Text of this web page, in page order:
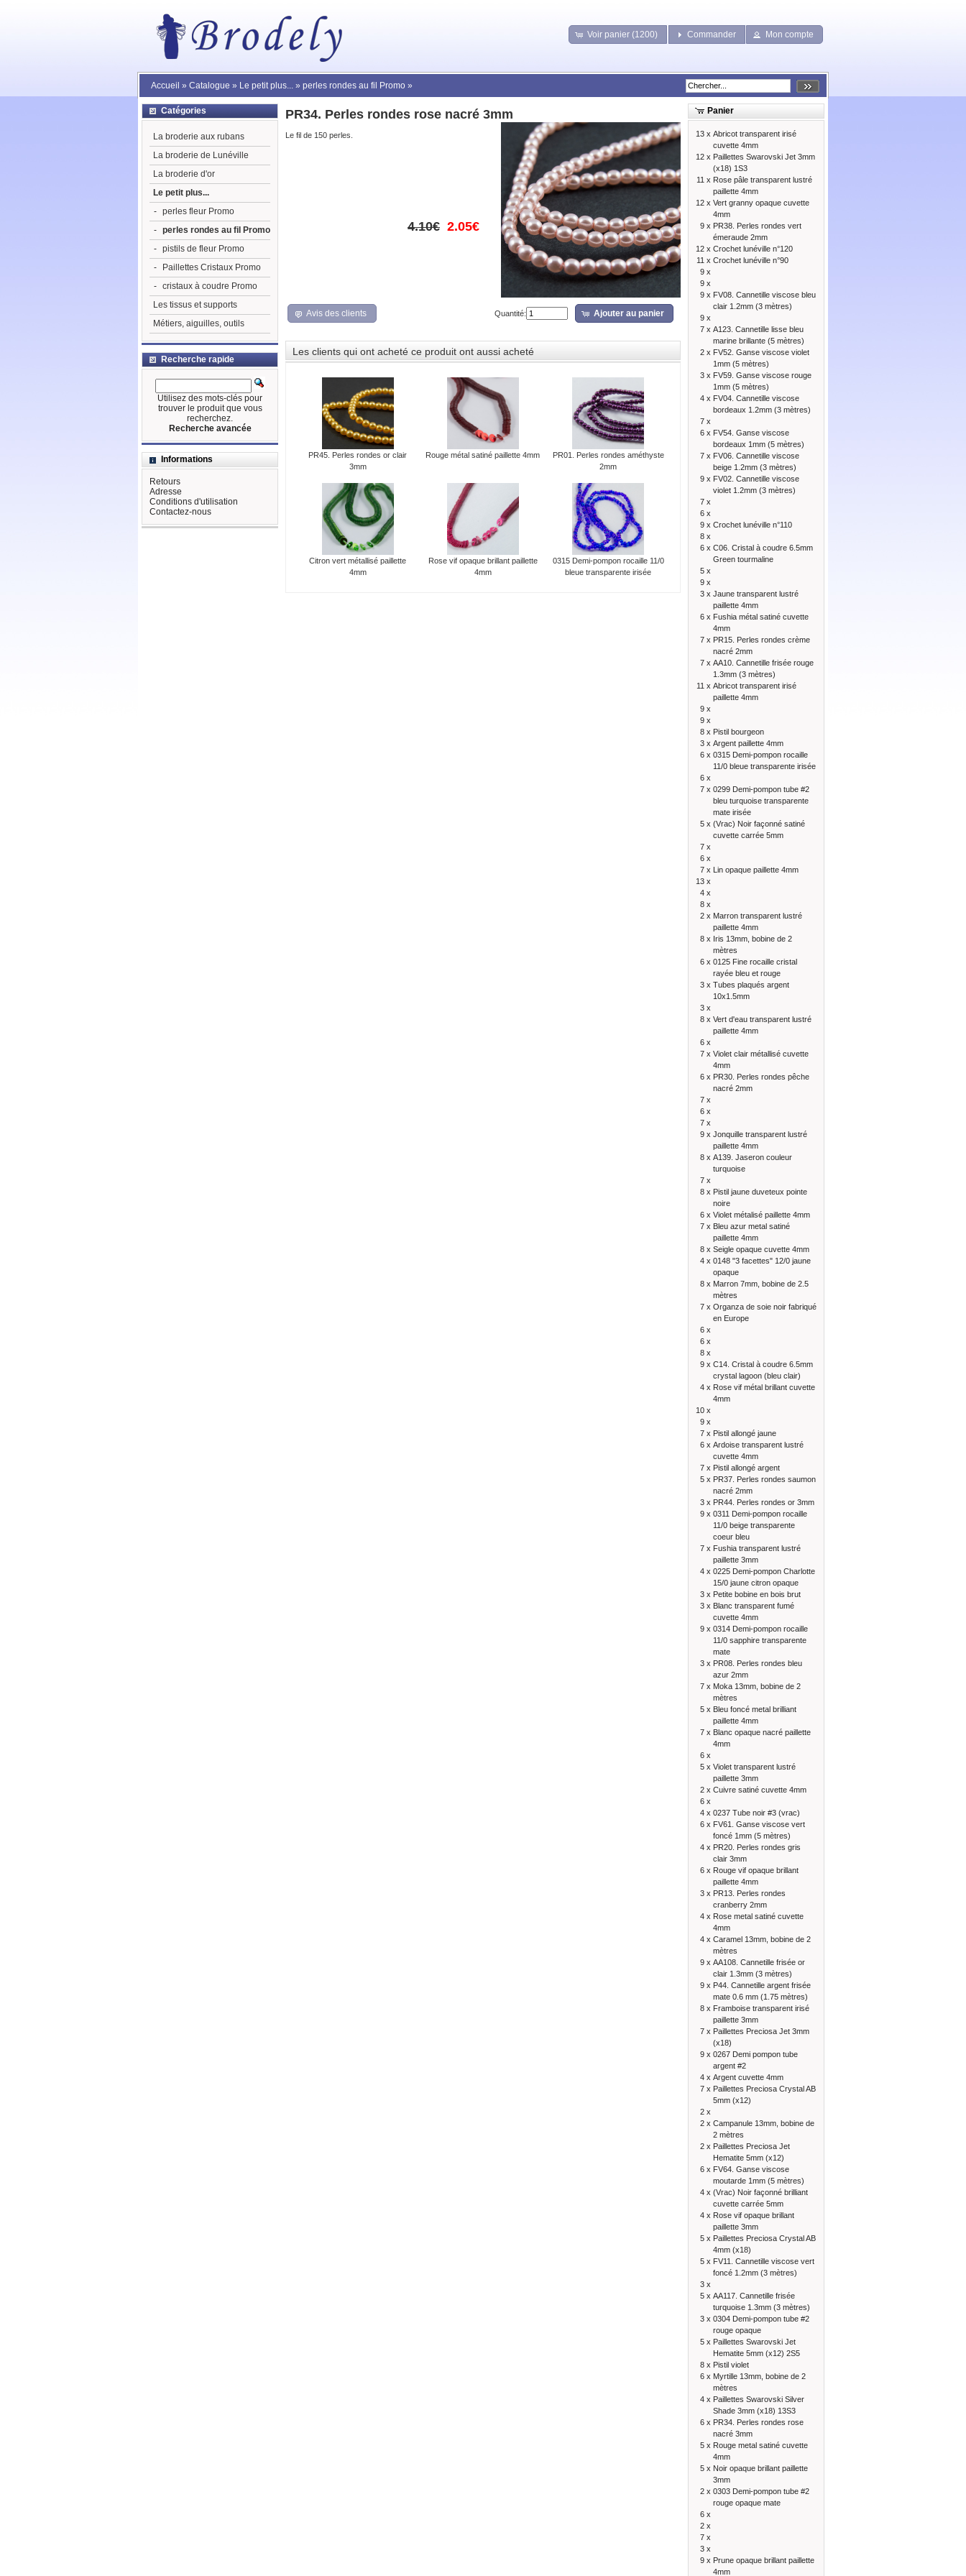
Voir panier (1200) Commander Mon compte
Accueil » Catalogue » Le petit plus... » perles rondes au fil Promo »
PR34. Perles rondes rose nacré 3mm
Le fil de 150 perles.
4.10€ 2.05€
Avis des clients Quantité: Ajouter au panier
Les clients qui ont acheté ce produit ont aussi acheté
PR45. Perles rondes or clair
3mm
Rouge métal satiné paillette 4mm
PR01. Perles rondes améthyste
2mm
Citron vert métallisé paillette
4mm
Rose vif opaque brillant paillette
4mm
0315 Demi-pompon rocaille 11/0
bleue transparente irisée
Catégories
La broderie aux rubans
La broderie de Lunéville
La broderie d'or
Le petit plus...
- perles fleur Promo
- perles rondes au fil Promo
- pistils de fleur Promo
-
Paillettes Cristaux Promo
- cristaux à coudre Promo
Les tissus et supports
Métiers, aiguilles, outils
Recherche rapide
Utilisez des mots-clés pour
trouver le produit que vous
recherchez.
Recherche avancée
Informations
Retours
Adresse
Conditions d'utilisation
Contactez-nous
Panier
13 x Abricot transparent irisé
cuvette 4mm
12 x Paillettes Swarovski Jet 3mm
(x18) 1S3
11 x Rose pâle transparent lustré
paillette 4mm
12 x Vert granny opaque cuvette
4mm
9 x PR38. Perles rondes vert
émeraude 2mm
12 x Crochet lunéville n°120
11 x Crochet lunéville n°90
9 x
9 x
9 x FV08. Cannetille viscose bleu
clair 1.2mm (3 mètres)
9 x
7 x A123. Cannetille lisse bleu
marine brillante (5 mètres)
2 x FV52. Ganse viscose violet
1mm (5 mètres)
3 x FV59. Ganse viscose rouge
1mm (5 mètres)
4 x FV04. Cannetille viscose
bordeaux 1.2mm (3 mètres)
7 x
6 x FV54. Ganse viscose
bordeaux 1mm (5 mètres)
7 x FV06. Cannetille viscose
beige 1.2mm (3 mètres)
9 x FV02. Cannetille viscose
violet 1.2mm (3 mètres)
7 x
6 x
9 x Crochet lunéville n°110
8 x
6 x C06. Cristal à coudre 6.5mm
Green tourmaline
5 x
9 x
3 x Jaune transparent lustré
paillette 4mm
6 x Fushia métal satiné cuvette
4mm
7 x PR15. Perles rondes crème
nacré 2mm
7 x AA10. Cannetille frisée rouge
1.3mm (3 mètres)
11 x Abricot transparent irisé
paillette 4mm
9 x
9 x
8 x Pistil bourgeon
3 x Argent paillette 4mm
6 x 0315 Demi-pompon rocaille
11/0 bleue transparente irisée
6 x
7 x 0299 Demi-pompon tube #2
bleu turquoise transparente
mate irisée
5 x (Vrac) Noir façonné satiné
cuvette carrée 5mm
7 x
6 x
7 x Lin opaque paillette 4mm
13 x
4 x
8 x
2 x Marron transparent lustré
paillette 4mm
8 x Iris 13mm, bobine de 2
mètres
6 x 0125 Fine rocaille cristal
rayée bleu et rouge
3 x Tubes plaqués argent
10x1.5mm
3 x
8 x Vert d'eau transparent lustré
paillette 4mm
6 x
7 x Violet clair métallisé cuvette
4mm
6 x PR30. Perles rondes pêche
nacré 2mm
7 x
6 x
7 x
9 x Jonquille transparent lustré
paillette 4mm
8 x A139. Jaseron couleur
turquoise
7 x
8 x Pistil jaune duveteux pointe
noire
6 x Violet métalisé paillette 4mm
7 x Bleu azur metal satiné
paillette 4mm
8 x Seigle opaque cuvette 4mm
4 x 0148 "3 facettes" 12/0 jaune
opaque
8 x Marron 7mm, bobine de 2.5
mètres
7 x Organza de soie noir fabriqué
en Europe
6 x
6 x
8 x
9 x C14. Cristal à coudre 6.5mm
crystal lagoon (bleu clair)
4 x Rose vif métal brillant cuvette
4mm
10 x
9 x
7 x Pistil allongé jaune
6 x Ardoise transparent lustré
cuvette 4mm
7 x Pistil allongé argent
5 x PR37. Perles rondes saumon
nacré 2mm
3 x PR44. Perles rondes or 3mm
9 x 0311 Demi-pompon rocaille
11/0 beige transparente
coeur bleu
7 x Fushia transparent lustré
paillette 3mm
4 x 0225 Demi-pompon Charlotte
15/0 jaune citron opaque
3 x Petite bobine en bois brut
3 x Blanc transparent fumé
cuvette 4mm
9 x 0314 Demi-pompon rocaille
11/0 sapphire transparente
mate
3 x PR08. Perles rondes bleu
azur 2mm
7 x Moka 13mm, bobine de 2
mètres
5 x Bleu foncé metal brilliant
paillette 4mm
7 x Blanc opaque nacré paillette
4mm
6 x
5 x Violet transparent lustré
paillette 3mm
2 x Cuivre satiné cuvette 4mm
6 x
4 x 0237 Tube noir #3 (vrac)
6 x FV61. Ganse viscose vert
foncé 1mm (5 mètres)
4 x PR20. Perles rondes gris
clair 3mm
6 x Rouge vif opaque brillant
paillette 4mm
3 x PR13. Perles rondes
cranberry 2mm
4 x Rose metal satiné cuvette
4mm
4 x Caramel 13mm, bobine de 2
mètres
9 x AA108. Cannetille frisée or
clair 1.3mm (3 mètres)
9 x P44. Cannetille argent frisée
mate 0.6 mm (1.75 mètres)
8 x Framboise transparent irisé
paillette 3mm
7 x Paillettes Preciosa Jet 3mm
(x18)
9 x 0267 Demi pompon tube
argent #2
4 x Argent cuvette 4mm
7 x Paillettes Preciosa Crystal AB
5mm (x12)
2 x
2 x Campanule 13mm, bobine de
2 mètres
2 x Paillettes Preciosa Jet
Hematite 5mm (x12)
6 x FV64. Ganse viscose
moutarde 1mm (5 mètres)
4 x (Vrac) Noir façonné brilliant
cuvette carrée 5mm
4 x Rose vif opaque brillant
paillette 3mm
5 x Paillettes Preciosa Crystal AB
4mm (x18)
5 x FV11. Cannetille viscose vert
foncé 1.2mm (3 mètres)
3 x
5 x AA117. Cannetille frisée
turquoise 1.3mm (3 mètres)
3 x 0304 Demi-pompon tube #2
rouge opaque
5 x Paillettes Swarovski Jet
Hematite 5mm (x12) 2S5
8 x Pistil violet
6 x Myrtille 13mm, bobine de 2
mètres
4 x Paillettes Swarovski Silver
Shade 3mm (x18) 13S3
6 x PR34. Perles rondes rose
nacré 3mm
5 x Rouge metal satiné cuvette
4mm
5 x Noir opaque brillant paillette
3mm
2 x 0303 Demi-pompon tube #2
rouge opaque mate
6 x
2 x
7 x
3 x
9 x Prune opaque brillant paillette
4mm